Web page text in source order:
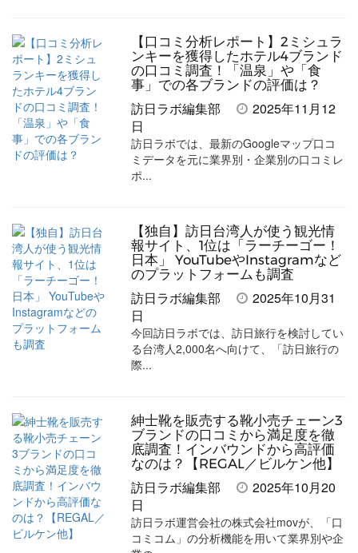
追
加
【口コミ分析レポート】2ミシュラ
ンキーを獲得したホテル4ブランド
の口コミ調査！「温泉」や「食
事」での各ブランドの評価は？
訪日ラボ編集部
2025年11月12
日
訪日ラボでは、最新のGoogleマップ口コ
ミデータを元に業界別・企業別の口コミレ
ポ...
【独自】訪日台湾人が使う観光情
報サイト、1位は「ラーチーゴー！
日本」 YouTubeやInstagramなど
のプラットフォームも調査
訪日ラボ編集部
2025年10月31
日
今回訪日ラボでは、訪日旅行を検討してい
る台湾人2,000名へ向けて、「訪日旅行の
際...
紳士靴を販売する靴小売チェーン3
ブランドの口コミから満足度を徹
底調査！インバウンドから高評価
なのは？【REGAL／ビルケン他】
訪日ラボ編集部
2025年10月20
日
訪日ラボ運営会社の株式会社movが、「口
コミコム」の分析機能を用いて業界別や企